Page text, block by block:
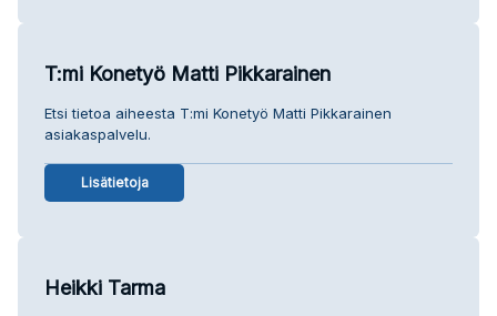
T:mi Konetyö Matti Pikkarainen
Etsi tietoa aiheesta T:mi Konetyö Matti Pikkarainen
asiakaspalvelu.
Lisätietoja
Heikki Tarma